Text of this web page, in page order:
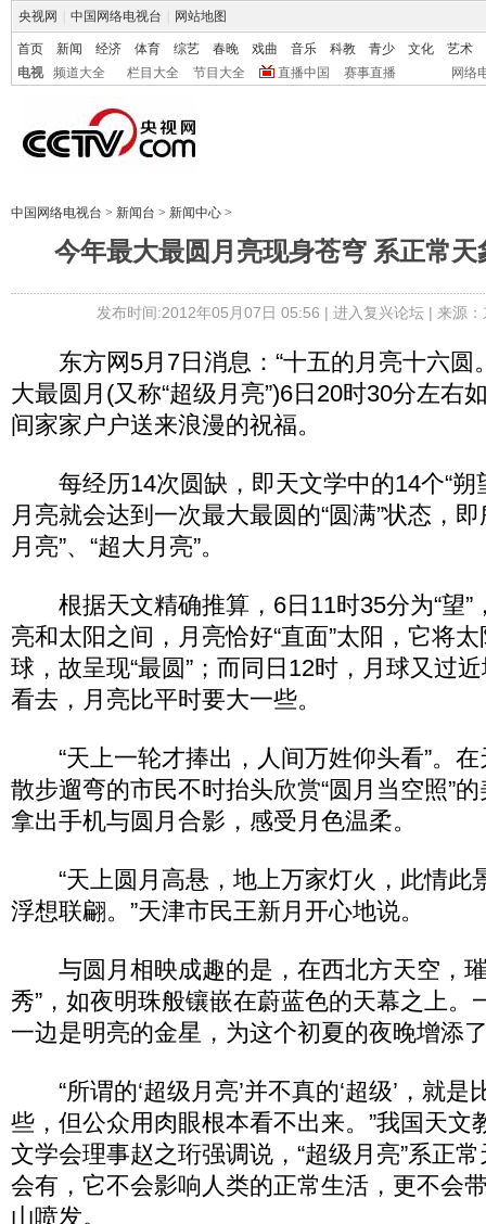
央视网 中国网络电视台 网站地图
首页 新闻 经济 体育 综艺 春晚 戏曲 音乐 科教 青少 文化
艺术
电视
频道大全 栏目大全 节目大全 直播中国 赛事直播 网络
中国网络电视台 > 新闻台 > 新闻中心 >
今年最大最圆月亮现身苍穹 系正常
发布时间:2012年05月07日 05:56 | 进入复兴论坛| 来源
东方网5月7日消息：“十五的月亮十六圆
大最圆月(又称“超级月亮”)6日20时30分左右
间家家户户送来浪漫的祝福。
每经历14次圆缺，即天文学中的14个“朔
月亮就会达到一次最大最圆的“圆满”状态，即
月亮”、“超大月亮”。
根据天文精确推算，6日11时35分为“望”
亮和太阳之间，月亮恰好“直面”太阳，它将
球，故呈现“最圆”；而同日12时，月球又过
看去，月亮比平时要大一些。
“天上一轮才捧出，人间万姓仰头看”。在
散步遛弯的市民不时抬头欣赏“圆月当空照”
拿出手机与圆月合影，感受月色温柔。
“天上圆月高悬，地上万家灯火，此情此
浮想联翩。”天津市民王新月开心地说。
与圆月相映成趣的是，在西北方天空，璀
秀”，如夜明珠般镶嵌在蔚蓝色的天幕之上。
一边是明亮的金星，为这个初夏的夜晚增添
“所谓的‘超级月亮’并不真的‘超级’，就是
些，但公众用肉眼根本看不出来。”我国天文
文学会理事赵之珩强调说，“超级月亮”系正
会有，它不会影响人类的正常生活，更不会
山喷发。